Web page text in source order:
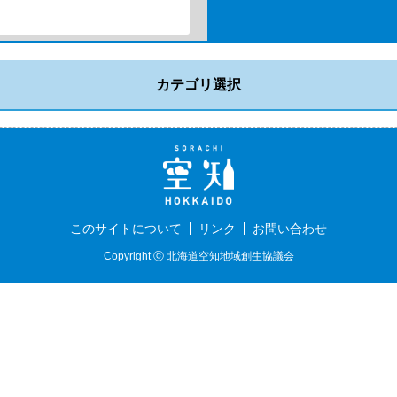
カテゴリ選択
このサイトについて リンク お問い合わせ
Copyright ⓒ 北海道空知地域創生協議会